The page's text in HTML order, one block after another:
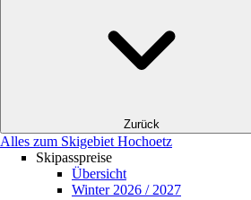
Zurück
Alles zum Skigebiet Hochoetz
Skipasspreise
Übersicht
Winter 2026 / 2027